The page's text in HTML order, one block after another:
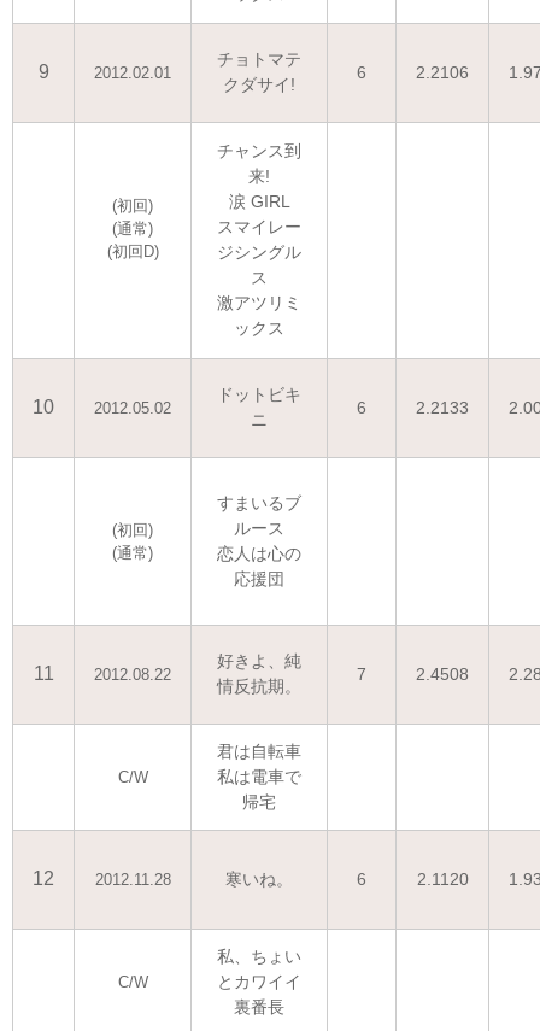
9 2012.02.01
チョトマテ
クダサイ!
6 2.2106
(初回)
(通常)
(初回D)
チャンス到
来!
涙 GIRL
スマイレー
ジシングル
ス
激アツリミ
ックス
10 2012.05.02
ドットビキ
ニ
6 2.2133
(初回)
(通常)
すまいるブ
ルース
恋人は心の
応援団
11 2012.08.22
好きよ、純
情反抗期。
7 2.4508
C/W
君は自転車
私は電車で
帰宅
12 2012.11.28 寒いね。 6 2.1120
C/W
私、ちょい
とカワイイ
裏番長